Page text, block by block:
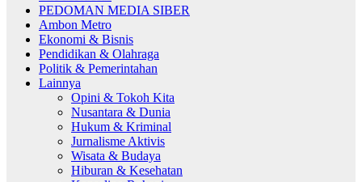
PEDOMAN MEDIA SIBER
Ambon Metro
Ekonomi & Bisnis
Pendidikan & Olahraga
Politik & Pemerintahan
Lainnya
Opini & Tokoh Kita
Nusantara & Dunia
Hukum & Kriminal
Jurnalisme Aktivis
Wisata & Budaya
Hiburan & Kesehatan